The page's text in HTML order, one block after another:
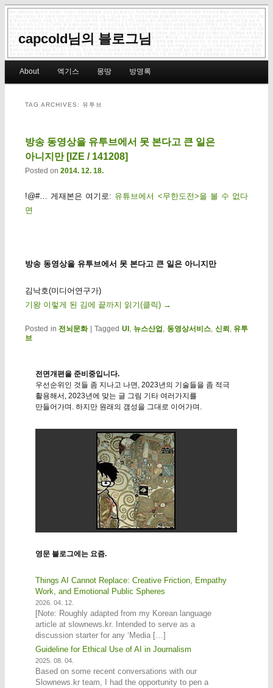
capcold님의 블로그님
Skip to primary content
Skip to secondary content
About 엑기스 몽땅 방명록
TAG ARCHIVES: 유투브
방송 동영상을 유투브에서 못 본다고 큰 일은
아니지만 [IZE / 141208]
Posted on 2014. 12. 18.
!@#… 게재본은 여기로: 유튜브에서 <무한도전>을 볼 수 없다
면
방송 동영상을 유투브에서 못 본다고 큰 일은 아니지만
김낙호(미디어연구가)
기왕 이렇게 된 김에 끝까지 읽기(클릭) →
Posted in 전뇌문화 |Tagged UI , 뉴스산업 , 동영상서비스, 신뢰 , 유투
브
전면개편을 준비중입니다.
우선순위인 것들 좀 지나고 나면, 2023년의 기술들을 좀 적극
활용해서, 2023년에 맞는 글 그림 기타 여러가지를
만들어가며. 하지만 원래의 갬성을 그대로 이어가며.
영문 블로그에는 요즘.
Things AI Cannot Replace: Creative Friction, Empathy
Work, and Emotional Public Spheres
2026. 04. 12.
[Note: Roughly adapted from my Korean language
article at slownews.kr. Intended to serve as a
discussion starter for any ‘Media […]
Guideline for Ethical Use of AI in Journalism
2025. 08. 04.
Based on some recent conversations with our
Slownews.kr team, I had the opportunity to pen a